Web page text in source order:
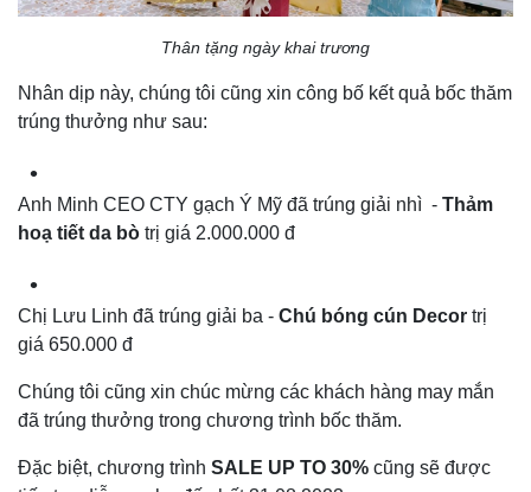
Thân tặng ngày khai trương
Nhân dịp này, chúng tôi cũng xin công bố kết quả bốc thăm
trúng thưởng như sau:
Anh Minh CEO CTY gạch Ý Mỹ đã trúng giải nhì - Thảm
hoạ tiết da bò trị giá 2.000.000 đ
Chị Lưu Linh đã trúng giải ba - Chú bóng cún Decor trị
giá 650.000 đ
Chúng tôi cũng xin chúc mừng các khách hàng may mắn
đã trúng thưởng trong chương trình bốc thăm.
Đặc biệt, chương trình SALE UP TO 30% cũng sẽ được